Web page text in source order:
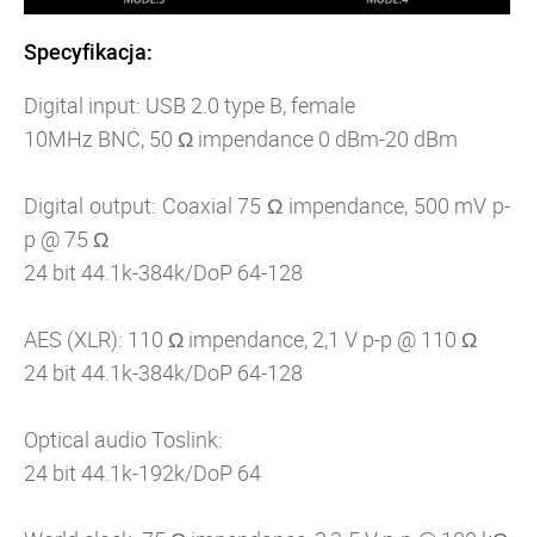
Specyfikacja:
Digital input: USB 2.0 type B, female
10MHz BNC, 50 Ω impendance 0 dBm-20 dBm
Digital output: Coaxial 75 Ω impendance, 500 mV p-
p @ 75 Ω
24 bit 44.1k-384k/DoP 64-128
AES (XLR): 110 Ω impendance, 2,1 V p-p @ 110 Ω
24 bit 44.1k-384k/DoP 64-128
Optical audio Toslink:
24 bit 44.1k-192k/DoP 64